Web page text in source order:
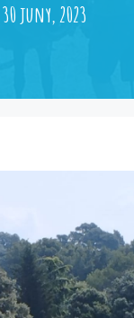
30 juny, 2023